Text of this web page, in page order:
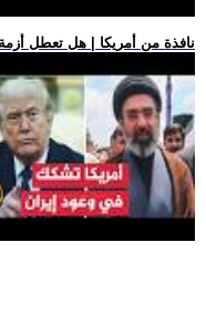
.. نافذة من أمريكا | هل تعطل